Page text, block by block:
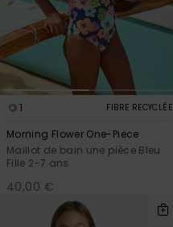
1 FIBRE RECYCLÉE
Morning Flower One-Piece
Maillot de bain une pièce Bleu
Fille 2-7 ans
40,00 €